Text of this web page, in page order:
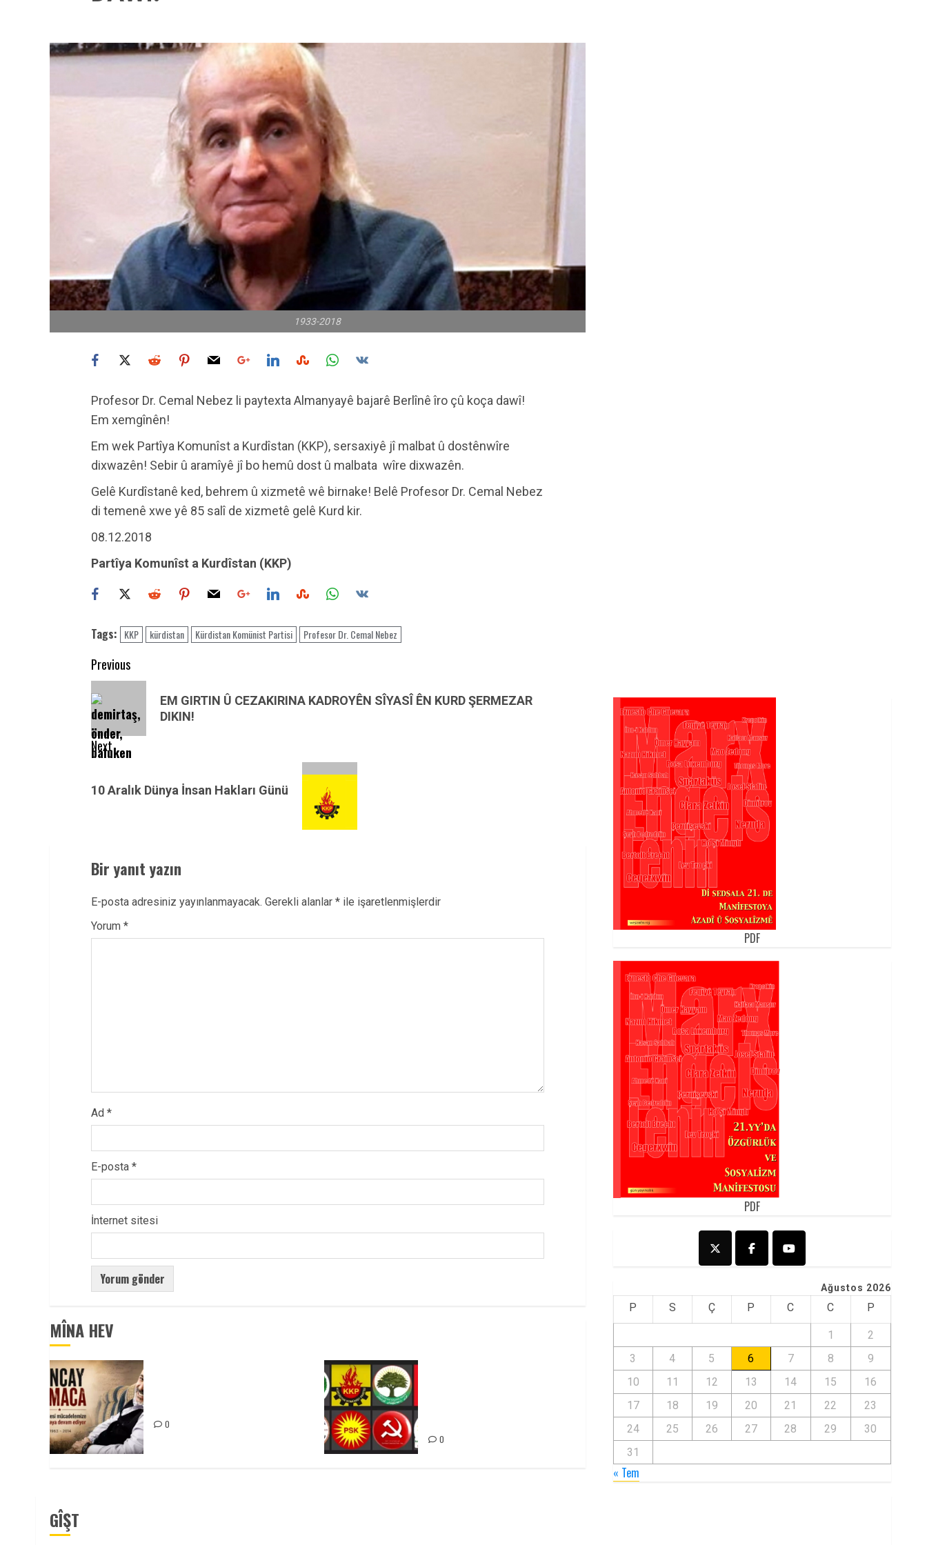
1933-2018
Profesor Dr. Cemal Nebez li paytexta Almanyayê bajarê Berlînê îro çû koça dawî!
Em xemgînên!
Em wek Partîya Komunîst a Kurdîstan (KKP), sersaxiyê jî malbat û dostênwîre
dixwazên! Sebir û aramîyê jî bo hemû dost û malbata wîre dixwazên.
Gelê Kurdîstanê ked, behrem û xizmetê wê birnake! Belê Profesor Dr. Cemal Nebez
di temenê xwe yê 85 salî de xizmetê gelê Kurd kir.
08.12.2018
Partîya Komunîst a Kurdîstan (KKP)
Tags: KKP kürdistan Kürdistan Komünist Partisi Profesor Dr. Cemal Nebez
Post
navigation
Previous
Previous
post:
EM GIRTIN Û CEZAKIRINA KADROYÊN SÎYASÎ ÊN KURD ŞERMEZAR
DIKIN!
Next
post:
10 Aralık Dünya İnsan Hakları Günü
Bir yanıt yazın
E-posta adresiniz yayınlanmayacak. Gerekli alanlar * ile işaretlenmişlerdir
Yorum *
Ad *
E-posta *
İnternet sitesi
MÎNA HEV
0
0
PDF
PDF
Ağustos 2026
P S Ç P C C P
1
2
3
4 5 6 7 8
9
10
11 12 13 14 15
16
17
18 19 20 21 22
23
24
25 26 27 28 29
30
31
« Tem
GÎŞT